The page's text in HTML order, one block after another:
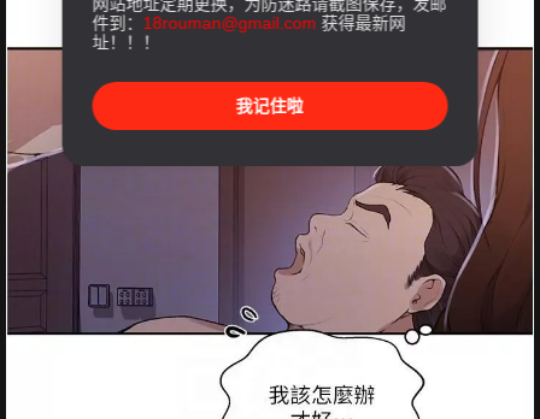
件到： 18rouman@gmail.com 获得最新网
址！！！
我记住啦